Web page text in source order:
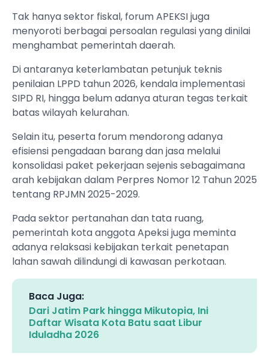
Tak hanya sektor fiskal, forum APEKSI juga
menyoroti berbagai persoalan regulasi yang dinilai
menghambat pemerintah daerah.
Di antaranya keterlambatan petunjuk teknis
penilaian LPPD tahun 2026, kendala implementasi
SIPD RI, hingga belum adanya aturan tegas terkait
batas wilayah kelurahan.
Selain itu, peserta forum mendorong adanya
efisiensi pengadaan barang dan jasa melalui
konsolidasi paket pekerjaan sejenis sebagaimana
arah kebijakan dalam Perpres Nomor 12 Tahun 2025
tentang RPJMN 2025-2029.
Pada sektor pertanahan dan tata ruang,
pemerintah kota anggota Apeksi juga meminta
adanya relaksasi kebijakan terkait penetapan
lahan sawah dilindungi di kawasan perkotaan.
Baca Juga:
Dari Jatim Park hingga Mikutopia, Ini
Daftar Wisata Kota Batu saat Libur
Iduladha 2026